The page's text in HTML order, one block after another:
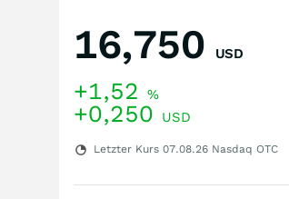
16,750 USD
+1,52 %
+0,250 USD
Letzter Kurs 07.08.26 Nasdaq OTC